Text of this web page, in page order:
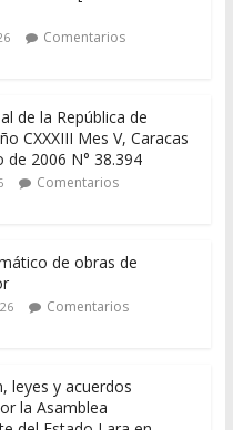
Comentarios
de la República de
CXXXIII Mes V, Caracas
de 2006 N° 38.394
Comentarios
de obras de
Comentarios
leyes y acuerdos
la Asamblea